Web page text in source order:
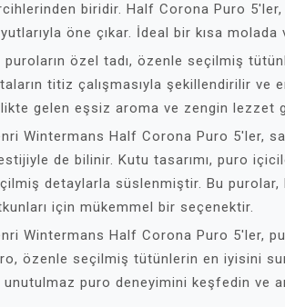
biridir. Half Corona Puro
öne çıkar. İdeal bir kısa
puroların özel tadı, özenle seçilmiş
titiz çalışmasıyla şekillendirilir
gelen eşsiz aroma ve zengin lezzet
Wintermans Half Corona Puro 5'ler,
de bilinir. Kutu tasarımı, puro
detaylarla süslenmiştir. Bu
için mükemmel bir seçenektir.
Wintermans Half Corona Puro 5'ler,
özenle seçilmiş tütünlerin en iyisini
unutulmaz puro deneyimini keşfedin ve